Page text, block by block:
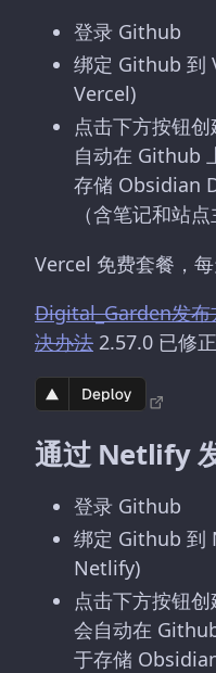
登录 Github
绑定 Github 到
Vercel)
点击下方按钮
自动在 Github
存储 Obsidian
（含笔记和站点
Vercel 免费套餐，
Digital_Garden发布
决办法 2.57.0 已修正
通过 Netlify
登录 Github
绑定 Github 到
Netlify)
点击下方按钮
会自动在
于存储